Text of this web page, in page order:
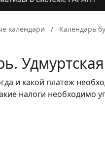
календари Календарь
и какой платеж
налоги необходимо